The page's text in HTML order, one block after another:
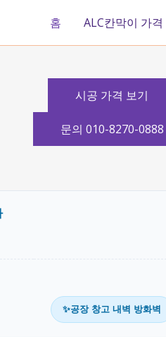
홈 ALC칸막이 가격
시공 가격 보기
문의 010-8270-0888
✨공장 창고 내벽 방화벽